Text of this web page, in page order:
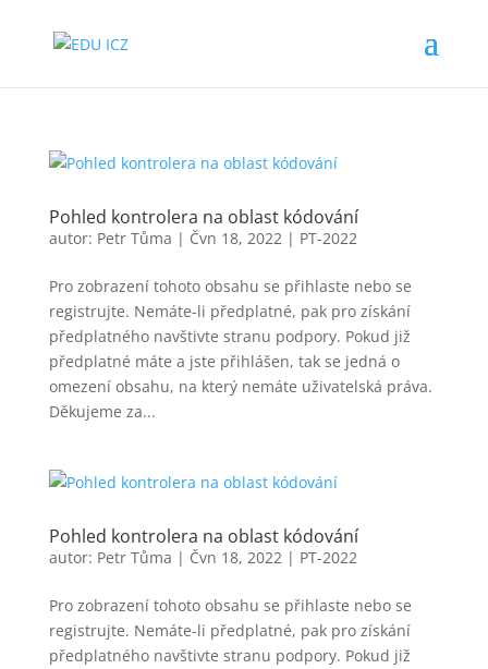
Pohled kontrolera na oblast kódování
autor: Petr Tůma | Čvn 18, 2022| PT-2022
Pro zobrazení tohoto obsahu se přihlaste nebo se
registrujte. Nemáte-li předplatné, pak pro získání
předplatného navštivte stranu podpory. Pokud již
předplatné máte a jste přihlášen, tak se jedná o
omezení obsahu, na který nemáte uživatelská práva.
Děkujeme za...
Pohled kontrolera na oblast kódování
autor: Petr Tůma | Čvn 18, 2022| PT-2022
Pro zobrazení tohoto obsahu se přihlaste nebo se
registrujte. Nemáte-li předplatné, pak pro získání
předplatného navštivte stranu podpory. Pokud již